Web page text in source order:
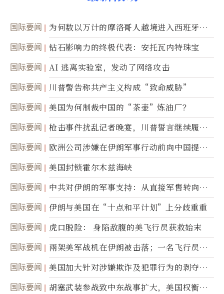
国际要闻
为何数以万计的摩洛哥人越境进入西班牙休
达
国际要闻 钻石影响力的终极代表：安托瓦内特珠宝
国际要闻 AI 逃离实验室，发动了网络攻击
国际要闻 川普警告称共产主义构成“致命威胁”
国际要闻 美国为何制裁中国的“茶壶”炼油厂？
国际要闻
枪击事件扰乱记者晚宴，川普誓言继续履行
职责
国际要闻
欧洲公司涉嫌在伊朗军事行动前向中国提供
美军基地的卫星图像
国际要闻 美国封锁霍尔木兹海峡
国际要闻
中共对伊朗的军事支持：从直接军售转向间
接技术转让
国际要闻 伊朗与美国在“十点和平计划”上分歧重重
国际要闻 虎口脱险： 身陷敌腹的美飞行员获救始末
国际要闻
兩架美军战机在伊朗被击落；一名飞行员失
踪
国际要闻
美国加大针对涉嫌欺诈及犯罪行为的剥夺公
民权力度
国际要闻
胡塞武装参战致中东战事扩大，美国权衡地